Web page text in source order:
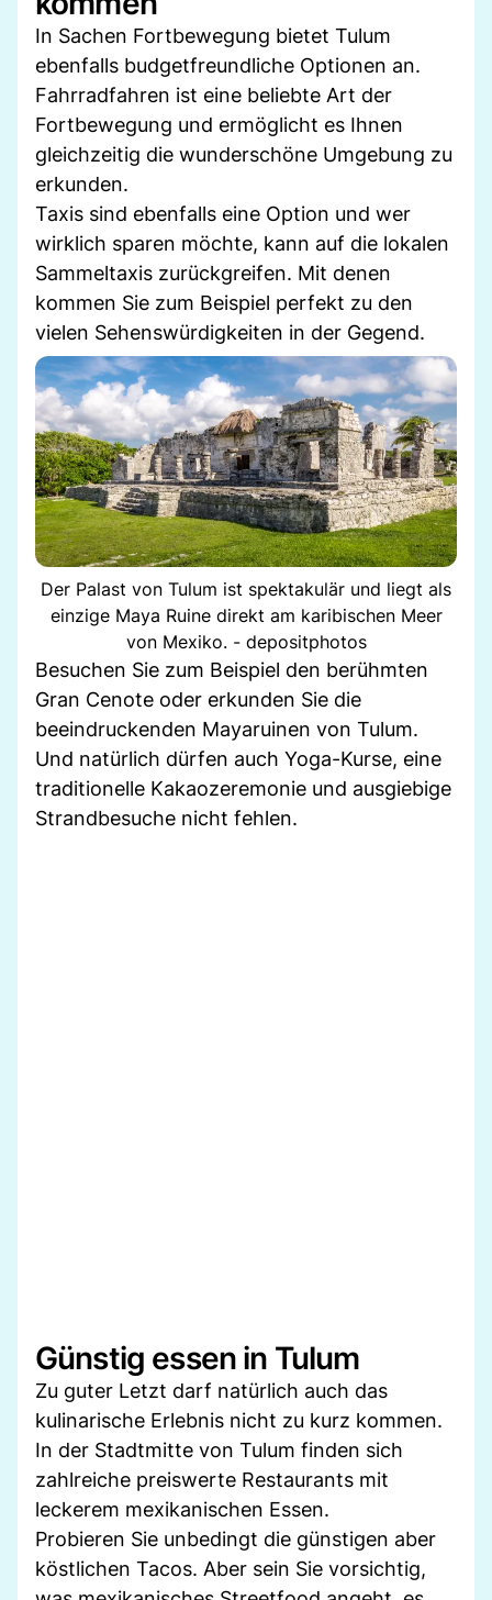
In Sachen Fortbewegung bietet Tulum
ebenfalls budgetfreundliche Optionen an.
Fahrradfahren ist eine beliebte Art der
Fortbewegung und ermöglicht es Ihnen
gleichzeitig die wunderschöne Umgebung zu
erkunden.
Taxis sind ebenfalls eine Option und wer
wirklich sparen möchte, kann auf die lokalen
Sammeltaxis zurückgreifen. Mit denen
kommen Sie zum Beispiel perfekt zu den
vielen Sehenswürdigkeiten in der Gegend.
Der Palast von Tulum ist spektakulär und liegt als
einzige Maya Ruine direkt am karibischen Meer
von Mexiko. - depositphotos
Besuchen Sie zum Beispiel den berühmten
Gran Cenote oder erkunden Sie die
beeindruckenden Mayaruinen von Tulum.
Und natürlich dürfen auch Yoga-Kurse, eine
traditionelle Kakaozeremonie und ausgiebige
Strandbesuche nicht fehlen.
Günstig essen in Tulum
Zu guter Letzt darf natürlich auch das
kulinarische Erlebnis nicht zu kurz kommen.
In der Stadtmitte von Tulum finden sich
zahlreiche preiswerte Restaurants mit
leckerem mexikanischen Essen.
Probieren Sie unbedingt die günstigen aber
köstlichen Tacos. Aber sein Sie vorsichtig,